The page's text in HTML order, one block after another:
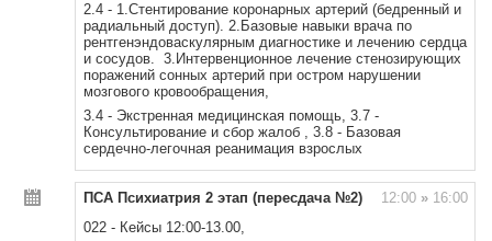
2.4 - 1.Стентирование коронарных артерий (бедренный и
радиальный доступ). 2.Базовые навыки врача по
рентгенэндоваскулярным диагностике и лечению сердца
и сосудов. 3.Интервенционное лечение стенозирующих
поражений сонных артерий при остром нарушении
мозгового кровообращения,
3.4 - Экстренная медицинская помощь, 3.7 -
Консультирование и сбор жалоб , 3.8 - Базовая
сердечно-легочная реанимация взрослых
ПСА Психиатрия 2 этап (пересдача №2) 12:00 »16:00
022 - Кейсы 12:00-13.00,